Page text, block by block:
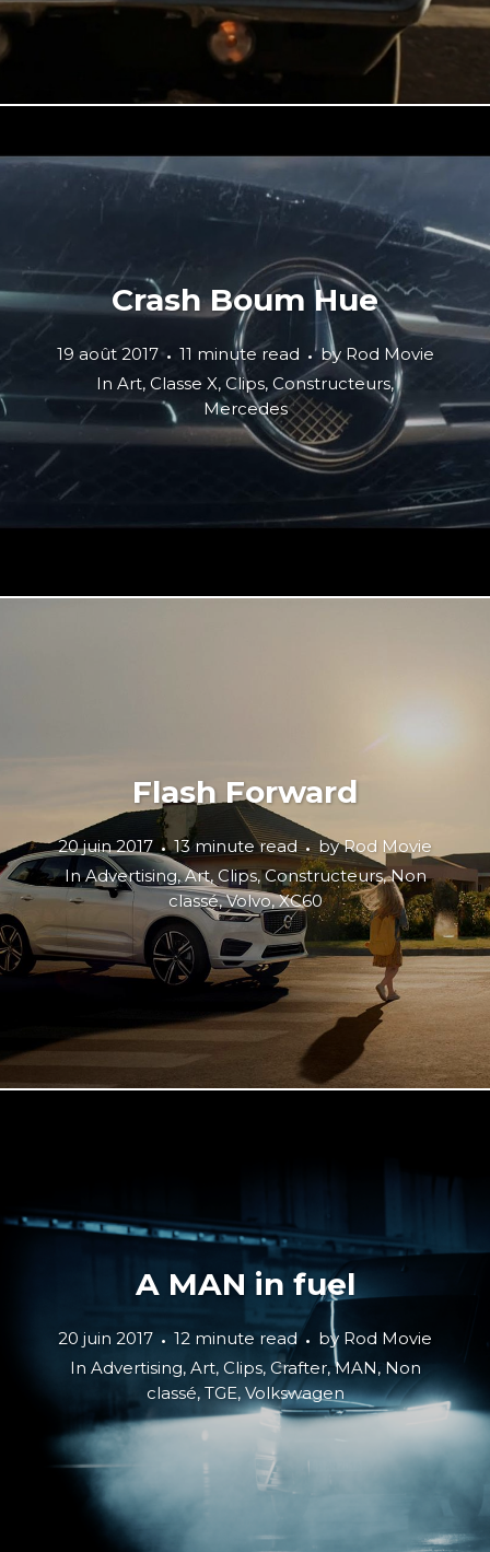
Crash Boum Hue
19 août 2017 11 minute read by Rod Movie
In Art, Classe X, Clips, Constructeurs,
Mercedes
Flash Forward
20 juin 2017 13 minute read byRod Movie
InAdvertising,Art,Clips,Constructeurs,Non
classé,Volvo,XC60
A MAN in fuel
20 juin 2017 12 minute read by Rod Movie
In Advertising, Art, Clips, Crafter,MAN, Non
classé, TGE, Volkswagen